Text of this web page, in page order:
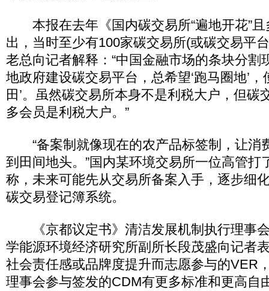
本报在去年《国内碳交易所“遍地开花”且
出，当时至少有100家碳交易所(或碳交易平
老总向记者解释：“中国金融市场的条块分割
地政府建设碳交易平台，总希望‘跑马圈地’，
田’。虽然碳交易所本身不是利税大户，但碳
多会员是利税大户。”
“备案制就像现在的农产品标签制，让消
到田间地头。”国内某环境交易所一位高管打
称，未来可能先从交易所备案入手，逐步细
碳交易登记簿系统。
《京都议定书》清洁发展机制执行理事
学能源环境经济研究所副所长段茂盛向记者
社会责任感或品牌度提升而志愿参与的VER
理事会参与签发的CDM有更多标准和更高自